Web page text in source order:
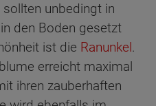
unbedingt in
den Boden gesetzt
ist die Ranunkel.
erreicht maximal
ihren zauberhaften